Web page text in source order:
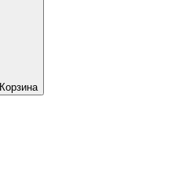
Корзина